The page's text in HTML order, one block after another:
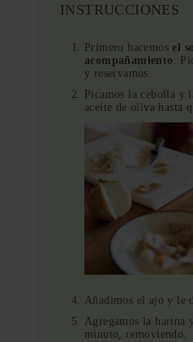
INSTRUCCIONES
Primero hacemos el
acompañamiento
.
y reservamos.
Picamos la cebolla y
aceite de oliva hasta
Añadimos el ajo y le
Agregamos la harina
minuto, removiendo.